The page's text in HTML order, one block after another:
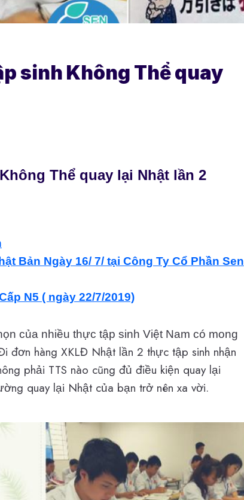
sinh Không Thể quay
Thể quay lại Nhật lần 2
Bản Ngày 16/ 7/ tại Công Ty Cổ Phần Sen
N5 ( ngày 22/7/2019)
của nhiều thực tập sinh Việt Nam có mong
đơn hàng XKLĐ Nhật lần 2 thực tập sinh nhận
phải TTS nào cũng đủ điều kiện quay lại
quay lại Nhật của bạn trở nên xa vời.